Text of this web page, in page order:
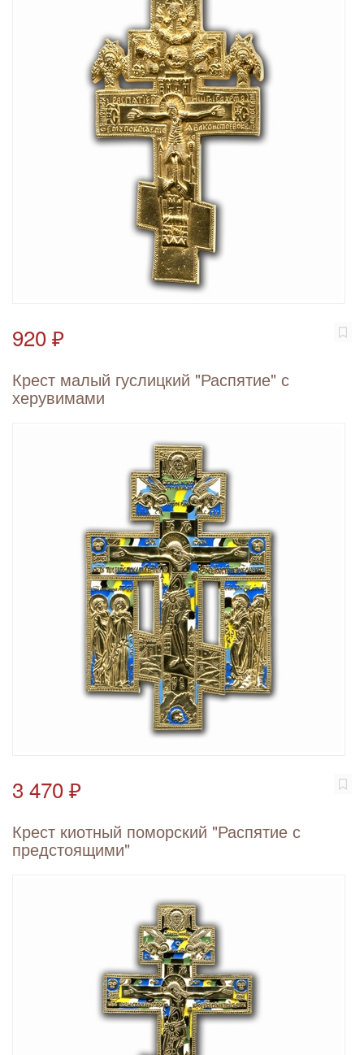
920 ₽
Крест малый гуслицкий "Распятие" с
херувимами
3 470 ₽
Крест киотный поморский "Распятие с
предстоящими"